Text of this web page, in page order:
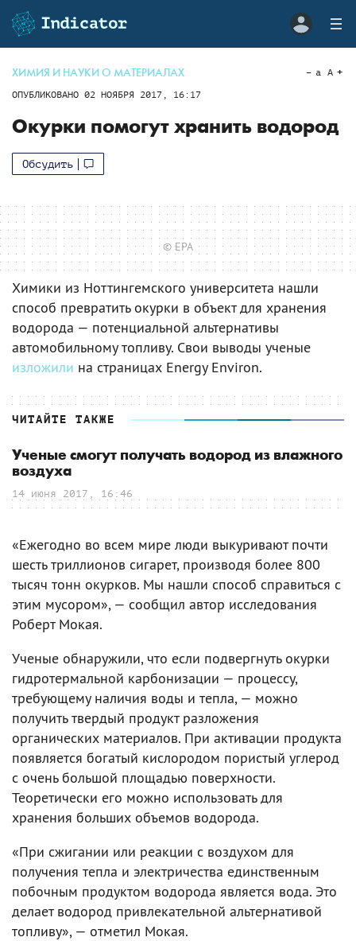
ХИМИЯ И НАУКИ О МАТЕРИАЛАХ
ОПУБЛИКОВАНО 02 НОЯБРЯ 2017, 16:17
a A
Окурки помогут хранить водород
Обсудить
© EPA
Химики из Ноттингемского университета нашли
способ превратить окурки в объект для хранения
водорода — потенциальной альтернативы
автомобильному топливу. Свои выводы ученые
изложили на страницах Energy Environ.
ЧИТАЙТЕ ТАКЖЕ
Ученые смогут получать водород из влажного
воздуха
14 июня 2017, 16:46
«Ежегодно во всем мире люди выкуривают почти
шесть триллионов сигарет, производя более 800
тысяч тонн окурков. Мы нашли способ справиться с
этим мусором», — сообщил автор исследования
Роберт Мокая.
Ученые обнаружили, что если подвергнуть окурки
гидротермальной карбонизации — процессу,
требующему наличия воды и тепла, — можно
получить твердый продукт разложения
органических материалов. При активации продукта
появляется богатый кислородом пористый углерод
с очень большой площадью поверхности.
Теоретически его можно использовать для
хранения больших объемов водорода.
«При сжигании или реакции с воздухом для
получения тепла и электричества единственным
побочным продуктом водорода является вода. Это
делает водород привлекательной альтернативой
топливу», — отметил Мокая.